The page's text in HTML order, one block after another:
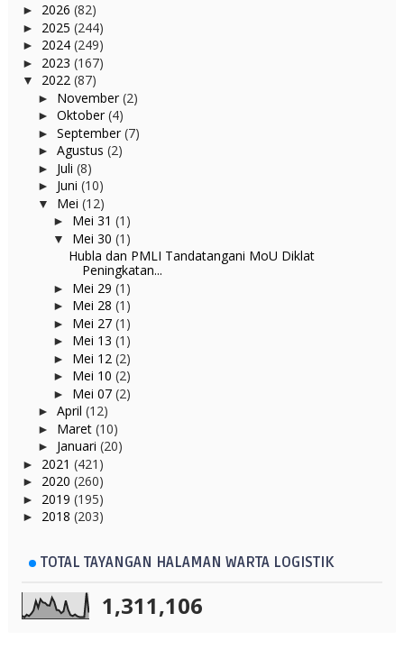
► 2026 (82)
► 2025 (244)
► 2024 (249)
► 2023 (167)
▼ 2022 (87)
► November(2)
► Oktober(4)
► September(7)
► Agustus (2)
► Juli (8)
► Juni (10)
▼ Mei (12)
► Mei 31 (1)
▼ Mei 30 (1)
Hubla dan PMLI Tandatangani MoU Diklat
Peningkatan...
► Mei 29 (1)
► Mei 28 (1)
► Mei 27 (1)
► Mei 13 (1)
► Mei 12 (2)
► Mei 10 (2)
► Mei 07 (2)
► April (12)
► Maret (10)
► Januari (20)
► 2021 (421)
► 2020 (260)
► 2019 (195)
► 2018 (203)
TOTAL TAYANGAN HALAMAN WARTA LOGISTIK
1,311,106